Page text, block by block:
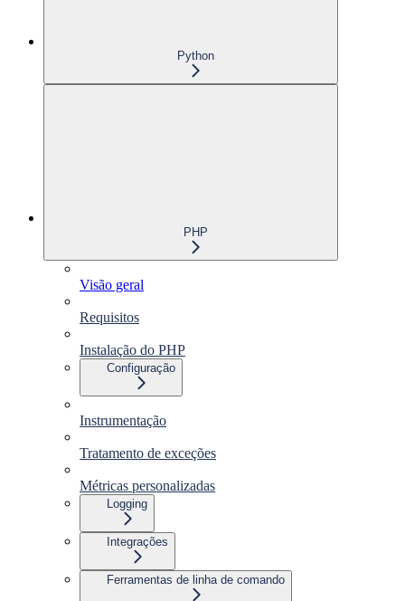
Python
PHP
Visão geral
Requisitos
Instalação do PHP
Configuração
Instrumentação
Tratamento de exceções
Métricas personalizadas
Logging
Integrações
Ferramentas de linha de comando